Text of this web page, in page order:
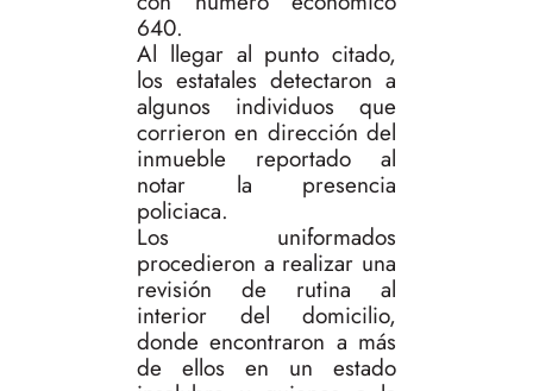
640.
Al llegar al punto citado,
los estatales detectaron a
algunos individuos que
corrieron en dirección del
inmueble reportado al
notar la presencia
policiaca.
Los uniformados
procedieron a realizar una
revisión de rutina al
interior del domicilio,
donde encontraron a más
de ellos en un estado